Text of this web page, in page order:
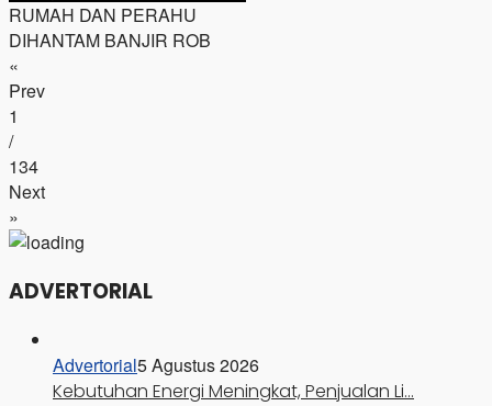
RUMAH DAN PERAHU
DIHANTAM BANJIR ROB
«
Prev
1
/
134
Next
»
ADVERTORIAL
Advertorial5 Agustus 2026
Kebutuhan Energi Meningkat, Penjualan Li…